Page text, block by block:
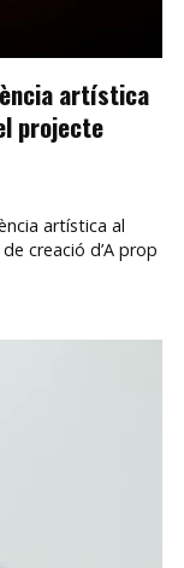
artística
projecte
artística al
creació d’A prop